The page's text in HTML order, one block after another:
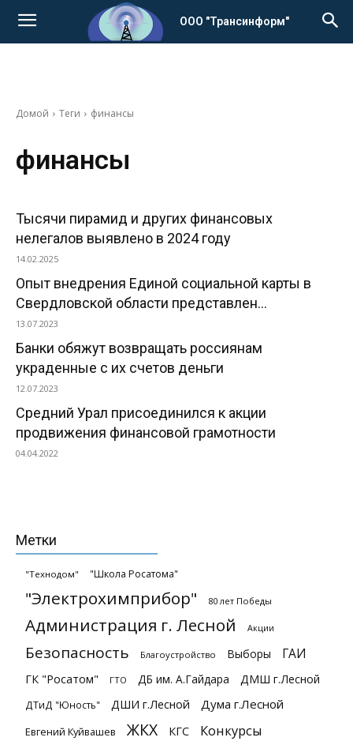
ООО "Трансинформ"
Домой Теги финансы
финансы
Тысячи пирамид и других финансовых
нелегалов выявлено в 2024 году
14.02.2025
Опыт внедрения Единой социальной карты в
Свердловской области представлен...
13.07.2023
Банки обяжут возвращать россиянам
украденные с их счетов деньги
12.07.2023
Средний Урал присоединился к акции
продвижения финансовой грамотности
04.04.2022
Метки
"Технодом" "Школа Росатома"
"Электрохимприбор" 80 лет Победы
Администрация г. Лесной Акции
Безопасность Благоустройство Выборы ГАИ
ГК "Росатом" ГТО ДБ им. А.Гайдара ДМШ г.Лесной
ДТиД "Юность" ДШИ г.Лесной Дума г.Лесной
Евгений Куйвашев ЖКХ КГС Конкурсы